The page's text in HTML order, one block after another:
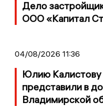
Дело
ООО «Капитал
04/08/2026 11:36
Юлию Калистову
представили в
Владимирской